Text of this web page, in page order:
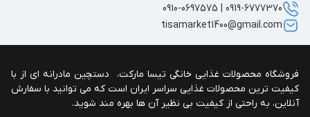
آنلاین، به راحتی از کیفیت بی نظیر آن ها بهره مند شوید.
0919-6777370 | 0910-0697575
tisamarket1400@gmail.com